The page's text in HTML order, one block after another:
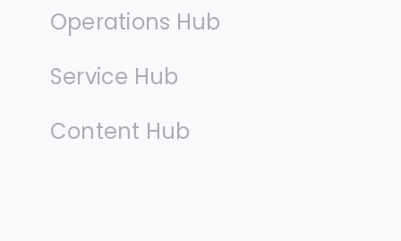
Operations Hub
Service Hub
Content Hub